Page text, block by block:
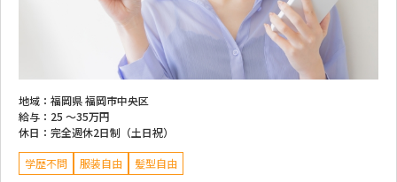
地域： 福岡県 福岡市中央区
給与： 25 ～35万円
休日： 完全週休2日制（土日祝）
学歴不問 服装自由 髪型自由